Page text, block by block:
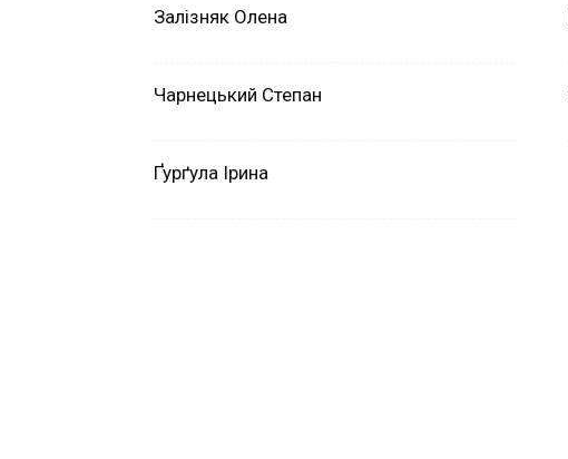
Залізняк Олена
Чарнецький Степан
Ґурґула Ірина